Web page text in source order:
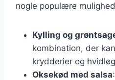
nogle populære
Kylling og
kombination, der
krydderier og
Oksekød med salsa